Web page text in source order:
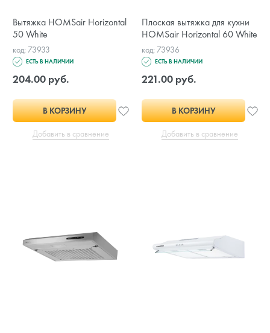
Вытяжка HOMSair Horizontal
50 White
код: 73933
ЕСТЬ В НАЛИЧИИ
204.00 руб.
В КОРЗИНУ
Добавить в сравнение
Плоская вытяжка для кухни
HOMSair Horizontal 60 White
код: 73936
ЕСТЬ В НАЛИЧИИ
221.00 руб.
В КОРЗИНУ
Добавить в сравнение